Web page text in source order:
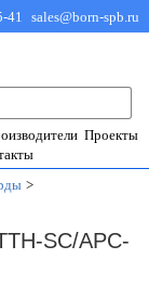
41 sales@born-spb.ru
Проекты
>
SC/APC-